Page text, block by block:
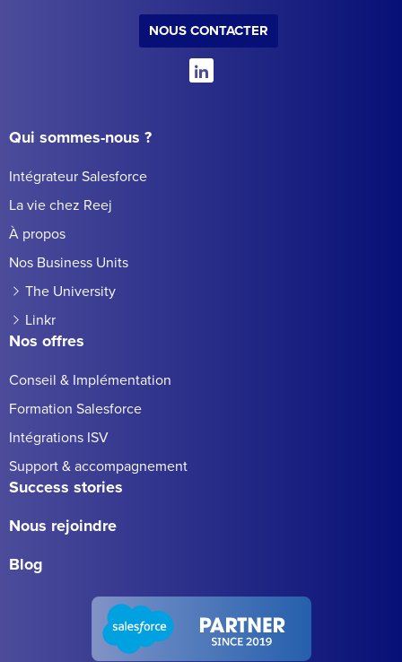
NOUS CONTACTER
Qui sommes-nous ?
Intégrateur Salesforce
La vie chez Reej
À propos
Nos Business Units
The University
Linkr
Nos offres
Conseil & Implémentation
Formation Salesforce
Intégrations ISV
Support & accompagnement
Success stories
Nous rejoindre
Blog